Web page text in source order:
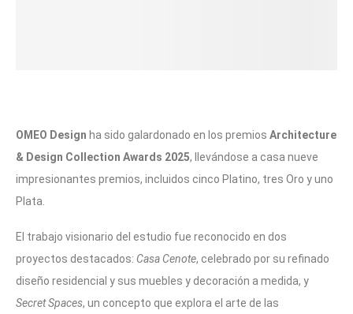
OMEO Design ha sido galardonado en los premios Architecture
& Design Collection Awards 2025, llevándose a casa nueve
impresionantes premios, incluidos cinco Platino, tres Oro y uno
Plata.
El trabajo visionario del estudio fue reconocido en dos
proyectos destacados: Casa Cenote, celebrado por su refinado
diseño residencial y sus muebles y decoración a medida, y
Secret Spaces, un concepto que explora el arte de las